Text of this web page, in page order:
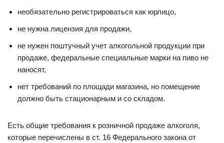
необязательно регистрироваться как юрлицо,
не нужна лицензия для продажи,
не нужен поштучный учет алкогольной продукции при
продаже, федеральные специальные марки на пиво не
наносят,
нет требований по площади магазина, но помещение
должно быть стационарным и со складом.
Есть общие требования к розничной продаже алкоголя,
которые перечислены в ст. 16 Федерального закона от